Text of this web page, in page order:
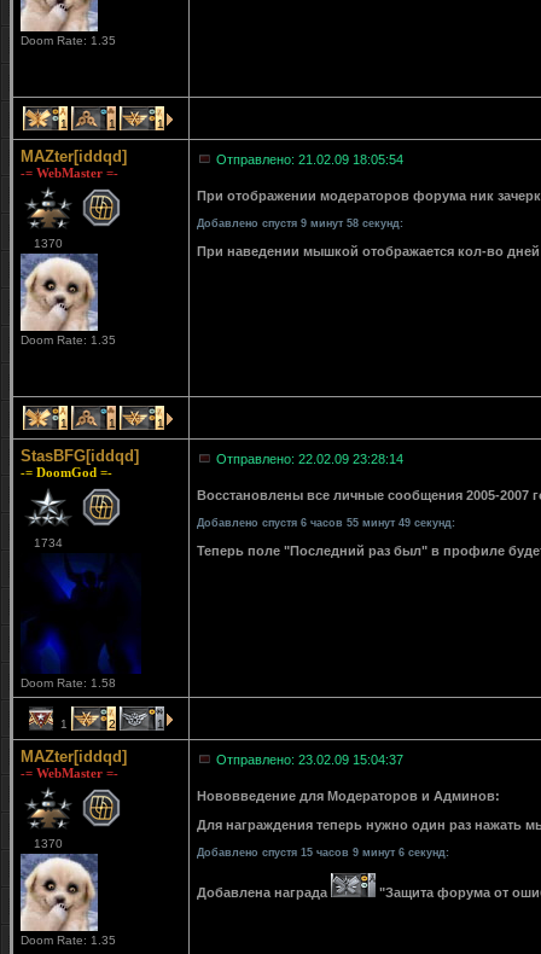
Doom Rate: 1.35
1 1 1
MAZter[iddqd]
-= WebMaster =-
1370
Doom Rate: 1.35
Отправлено: 21.02.09 18:05:54
При отображении модераторов форума ник
Добавлено спустя 9 минут 58 секунд:
При наведении мышкой отображается кол-во
1 1 1
StasBFG[iddqd]
-= DoomGod =-
1734
Doom Rate: 1.58
Отправлено: 22.02.09 23:28:14
Восстановлены все личные сообщения 2005-2007
Добавлено спустя 6 часов 55 минут 49 секунд:
Теперь поле "Последний раз был" в профиле
1 2 1
MAZter[iddqd]
-= WebMaster =-
1370
Doom Rate: 1.35
Отправлено: 23.02.09 15:04:37
Нововведение для Модераторов и Админов:
Для награждения теперь нужно один раз нажать
Добавлено спустя 15 часов 9 минут 6 секунд:
Добавлена награда "Защита форума от